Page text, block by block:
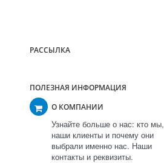
РАССЫЛКА
ПОЛЕЗНАЯ ИНФОРМАЦИЯ
О КОМПАНИИ
Узнайте больше о нас: кто мы,
наши клиенты и почему они
выбрали именно нас. Наши
контакты и реквизиты.